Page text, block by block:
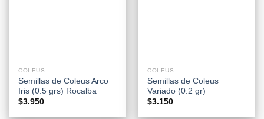
COLEUS
Semillas de Coleus Arco
Iris (0.5 grs) Rocalba
$3.950
COLEUS
Semillas de Coleus
Variado (0.2 gr)
$3.150